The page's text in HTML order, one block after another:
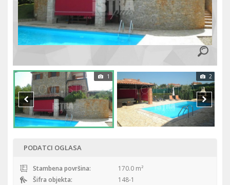
1 2
PODATCI OGLASA
Stambena površina:
170.0 m²
Šifra objekta:
148-1